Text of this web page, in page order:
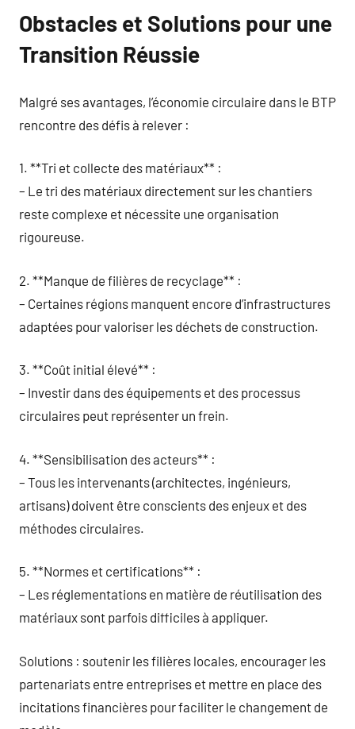
Obstacles et Solutions pour une
Transition Réussie
Malgré ses avantages, l’économie circulaire dans le BTP
rencontre des défis à relever :
1. **Tri et collecte des matériaux** :
– Le tri des matériaux directement sur les chantiers
reste complexe et nécessite une organisation
rigoureuse.
2. **Manque de filières de recyclage** :
– Certaines régions manquent encore d’infrastructures
adaptées pour valoriser les déchets de construction.
3. **Coût initial élevé** :
– Investir dans des équipements et des processus
circulaires peut représenter un frein.
4. **Sensibilisation des acteurs** :
– Tous les intervenants (architectes, ingénieurs,
artisans) doivent être conscients des enjeux et des
méthodes circulaires.
5. **Normes et certifications** :
– Les réglementations en matière de réutilisation des
matériaux sont parfois difficiles à appliquer.
Solutions : soutenir les filières locales, encourager les
partenariats entre entreprises et mettre en place des
incitations financières pour faciliter le changement de